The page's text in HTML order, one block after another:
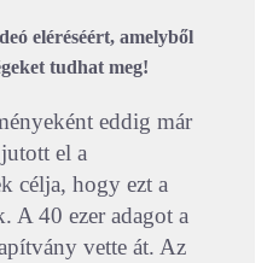
eléréséért, amelyből
tudhat meg!
eddig már
el a
célja, hogy ezt a
A 40 ezer adagot a
vette át. Az